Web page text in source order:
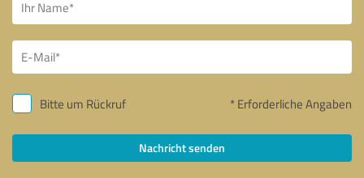
Bitte um Rückruf * Erforderliche Angaben
Nachricht senden